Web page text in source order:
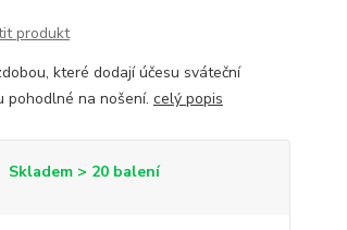
produkt
které dodají účesu sváteční
pohodlné na nošení. celý popis
Skladem > 20 balení